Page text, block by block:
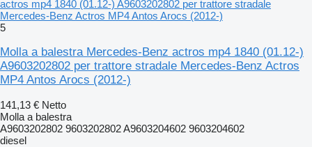
actros mp4 1840 (01.12-) A9603202802 per trattore stradale
Mercedes-Benz Actros MP4 Antos Arocs (2012-)
5
Molla a balestra Mercedes-Benz actros mp4 1840 (01.12-)
A9603202802 per trattore stradale Mercedes-Benz Actros
MP4 Antos Arocs (2012-)
141,13 € Netto
Molla a balestra
A9603202802 9603202802 A9603204602 9603204602
diesel